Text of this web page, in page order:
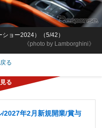
《photo by Lamborghini》
ョー2024）（5/42）
る
2027年2月新規開業/賞与